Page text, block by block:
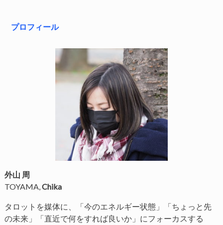
プロフィール
外山 周
TOYAMA,Chika
タロットを媒体に、「今のエネルギー状態」「ちょっと先
の未来」「直近で何をすれば良いか」にフォーカスする